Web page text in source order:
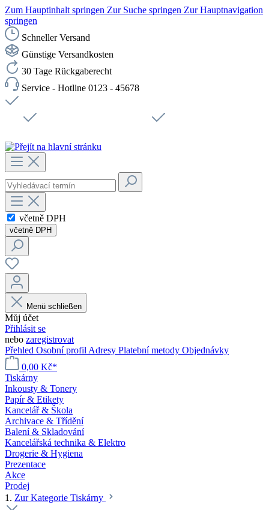
Zum Hauptinhalt springen Zur Suche springen Zur Hauptnavigation
springen
Schneller Versand
Günstige Versandkosten
30 Tage Rückgaberecht
Service - Hotline 0123 - 45678
včetně DPH
včetně DPH
Menü schließen
Můj účet
Přihlásit se
nebo zaregistrovat
Přehled Osobní profil Adresy Platební metody Objednávky
0,00 Kč*
Tiskárny
Inkousty & Tonery
Papír & Etikety
Kancelář & Škola
Archivace & Třídění
Balení & Skladování
Kancelářská technika & Elektro
Drogerie & Hygiena
Prezentace
Akce
Prodej
1. Zur Kategorie Tiskárny